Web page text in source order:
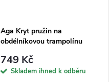
Aga Kryt pružin na
obdélníkovou trampolínu
749 Kč
Skladem ihned k odběru